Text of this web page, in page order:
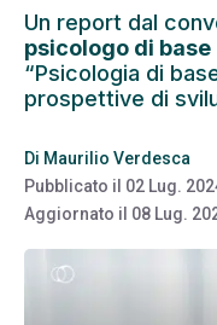
Un report dal
psicologo di base
“Psicologia di
prospettive di
Di Maurilio Verdesca
Pubblicato il 02 Lug.
Aggiornato il 08 Lug.